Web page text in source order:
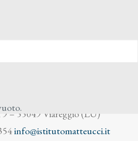
– 55049 Viareggio (LU)
info@istitutomatteucci.it